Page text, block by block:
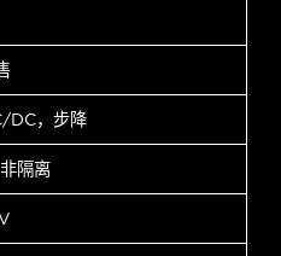
DC，步降
隔离